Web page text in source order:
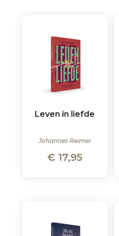
Leven in liefde
Johannes Reimer
€ 17,95